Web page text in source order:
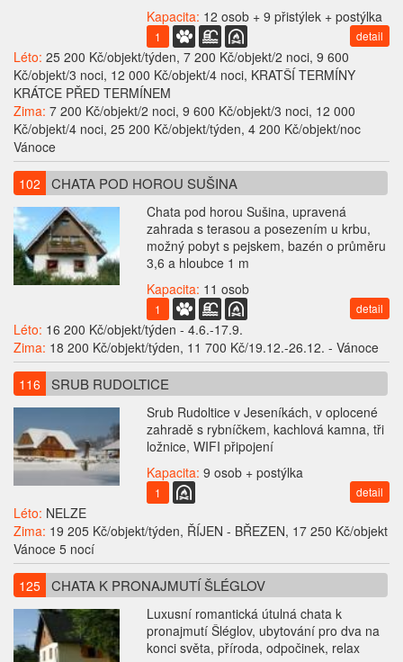
Kapacita: 12 osob + 9 přistýlek + postýlka
1 detail
Léto: 25 200 Kč/objekt/týden, 7 200 Kč/objekt/2 noci, 9 600
Kč/objekt/3 noci, 12 000 Kč/objekt/4 noci, KRATŠÍ TERMÍNY
KRÁTCE PŘED TERMÍNEM
Zima: 7 200 Kč/objekt/2 noci, 9 600 Kč/objekt/3 noci, 12 000
Kč/objekt/4 noci, 25 200 Kč/objekt/týden, 4 200 Kč/objekt/noc
Vánoce
102 CHATA POD HOROU SUŠINA
Chata pod horou Sušina, upravená
zahrada s terasou a posezením u krbu,
možný pobyt s pejskem, bazén o průměru
3,6 a hloubce 1 m
Kapacita: 11 osob
1 detail
Léto: 16 200 Kč/objekt/týden - 4.6.-17.9.
Zima: 18 200 Kč/objekt/týden, 11 700 Kč/19.12.-26.12. - Vánoce
116 SRUB RUDOLTICE
Srub Rudoltice v Jeseníkách, v oplocené
zahradě s rybníčkem, kachlová kamna, tři
ložnice, WIFI připojení
Kapacita: 9 osob + postýlka
1 detail
Léto: NELZE
Zima: 19 205 Kč/objekt/týden, ŘÍJEN - BŘEZEN, 17 250 Kč/objekt
Vánoce 5 nocí
125 CHATA K PRONAJMUTÍ ŠLÉGLOV
Luxusní romantická útulná chata k
pronajmutí Šléglov, ubytování pro dva na
konci světa, příroda, odpočinek, relax